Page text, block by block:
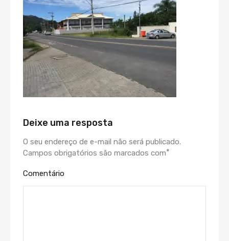
Deixe uma resposta
O seu endereço de e-mail não será publicado.
Campos obrigatórios são marcados com*
Comentário